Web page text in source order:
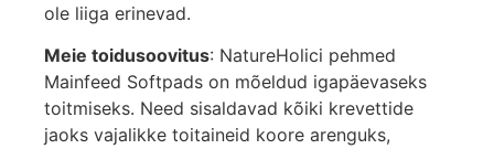
ole liiga erinevad.
Meie toidusoovitus: NatureHolici pehmed
Mainfeed Softpads on mõeldud igapäevaseks
toitmiseks. Need sisaldavad kõiki krevettide
jaoks vajalikke toitaineid koore arenguks,